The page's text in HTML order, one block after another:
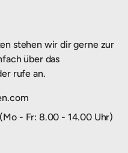
stehen wir dir gerne zur
über das
rufe an.
- Fr: 8.00 - 14.00 Uhr)